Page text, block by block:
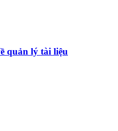
quản lý tài liệu